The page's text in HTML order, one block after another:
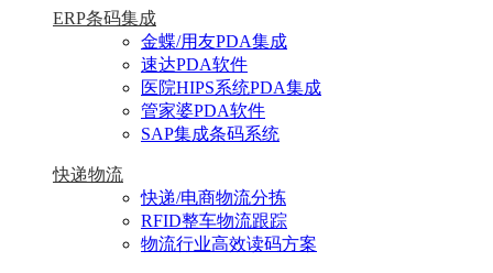
ERP条码集成
金蝶/用友PDA集成
速达PDA软件
医院HIPS系统PDA集成
管家婆PDA软件
SAP集成条码系统
快递物流
快递/电商物流分拣
RFID整车物流跟踪
物流行业高效读码方案